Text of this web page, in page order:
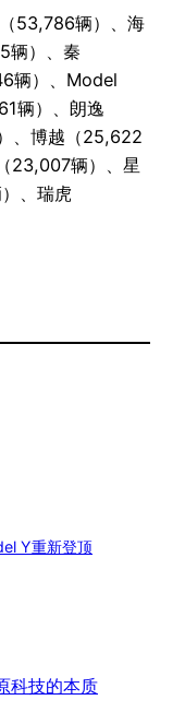
53,786辆）、海
辆）、秦
辆）、Model
辆）、朗逸
、博越（25,622
23,007辆）、星
、瑞虎
Y重新登顶
科技的本质